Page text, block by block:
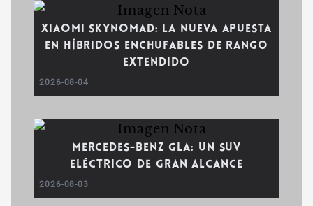
Xiaomi SkyNomad: la nueva apuesta
en híbridos enchufables de rango
extendido
2026-08-04
Mercedes-Benz GLA: un SUV
eléctrico de gran alcance
2026-08-03